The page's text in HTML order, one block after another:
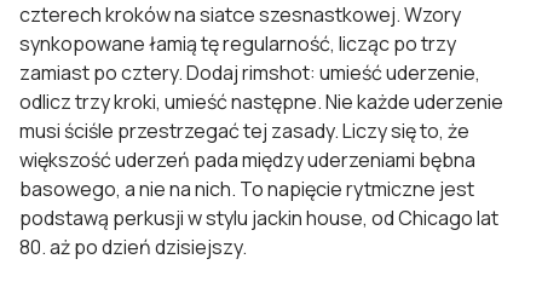
czterech kroków na siatce szesnastkowej. Wzory
synkopowane łamią tę regularność, licząc po trzy
zamiast po cztery. Dodaj rimshot: umieść uderzenie,
odlicz trzy kroki, umieść następne. Nie każde uderzenie
musi ściśle przestrzegać tej zasady. Liczy się to, że
większość uderzeń pada między uderzeniami bębna
basowego, a nie na nich. To napięcie rytmiczne jest
podstawą perkusji w stylu jackin house, od Chicago lat
80. aż po dzień dzisiejszy.